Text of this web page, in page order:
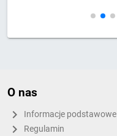
O nas
Informacje podstawowe
Regulamin